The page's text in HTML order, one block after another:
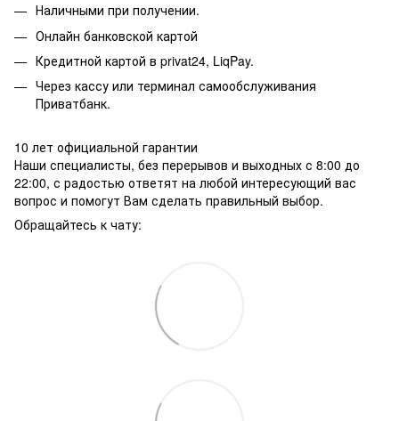
Наличными при получении.
Онлайн банковской картой
Кредитной картой в privat24, LiqPay.
Через кассу или терминал самообслуживания
Приватбанк.
10 лет официальной гарантии
Наши специалисты, без перерывов и выходных с 8:00 до
22:00, с радостью ответят на любой интересующий вас
вопрос и помогут Вам сделать правильный выбор.
Обращайтесь к чату: